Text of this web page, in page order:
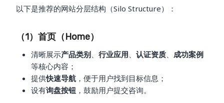
以下是推荐的网站分层结构（Silo Structure）：
（1）首页（Home）
清晰展示产品类别 行业应用 认证资质
成功案例
等核心内容；
提供快速导航 ，便于用户找到目标信息；
设有询盘按钮 ，鼓励用户提交咨询。